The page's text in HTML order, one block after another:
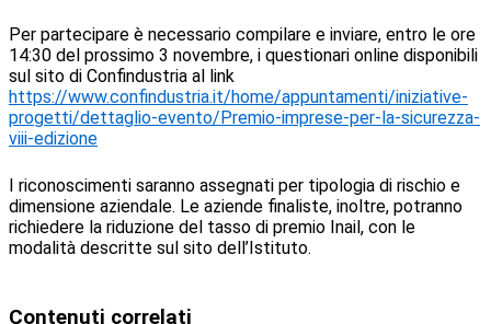
Per partecipare è necessario compilare e inviare, entro le ore
14:30 del prossimo 3 novembre, i questionari online disponibili
sul sito di Confindustria al link
https://www.confindustria.it/home/appuntamenti/iniziative-
progetti/dettaglio-evento/Premio-imprese-per-la-sicurezza-
viii-edizione
I riconoscimenti saranno assegnati per tipologia di rischio e
dimensione aziendale. Le aziende finaliste, inoltre, potranno
richiedere la riduzione del tasso di premio Inail, con le
modalità descritte sul sito dell’Istituto.
Contenuti correlati